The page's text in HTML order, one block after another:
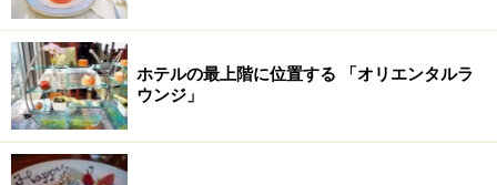
｢Paul Bassett｣とは、「モンサンクレール 」や｢
ル・ショ
コラ・ドュ・アッシュ
ェフとのコラボレーションから生まれたエスプレッソカ
フェ。
ホテルの最上階に位置する 「オリエンタルラ
ウンジ」